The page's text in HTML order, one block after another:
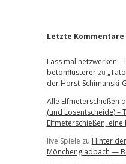
Letzte Kommentare
Lass mal netzwerken –
betonflüstererzu
der Horst-Schimanski-
Alle Elfmeterschießen
(und Losentscheide) –
Elfmeterschießen,
live Spiele zu Hinter
Mönchengladbach —